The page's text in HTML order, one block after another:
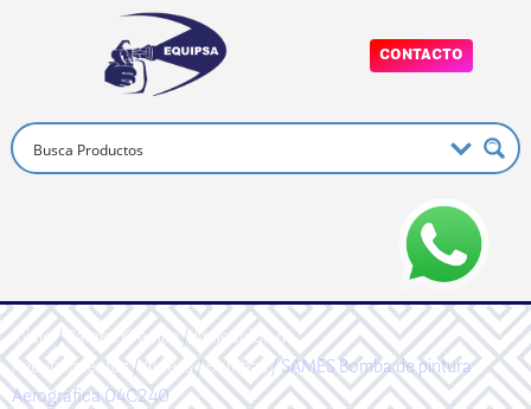
CONTACTO
Inicio/Sames Kremlin/Aplicacion de
Recubrimientos/Airless/Bombas/ SAMES Bomba de pintura
Aerográfica 04C240